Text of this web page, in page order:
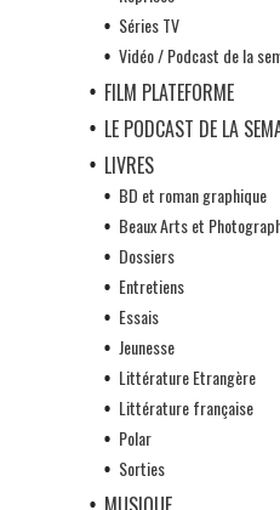
Séries TV
Vidéo / Podcast de la
FILM PLATEFORME
LE PODCAST DE LA
LIVRES
BD et roman graphique
Beaux Arts et
Dossiers
Entretiens
Essais
Jeunesse
Littérature Etrangère
Littérature française
Polar
Sorties